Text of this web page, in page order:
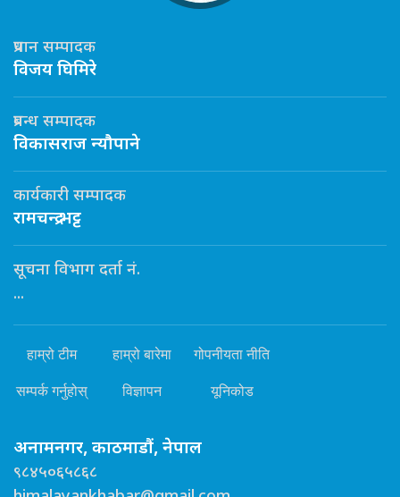
प्रधान सम्पादक
विजय घिमिरे
प्रबन्ध सम्पादक
विकासराज न्यौपाने
कार्यकारी सम्पादक
रामचन्द्र भट्ट
सूचना विभाग दर्ता नं.
...
हाम्रो टीम हाम्रो बारेमा गोपनीयता नीति
सम्पर्क गर्नुहोस् विज्ञापन यूनिकोड
अनामनगर, काठमाडौं, नेपाल
९८४५०६५८६८